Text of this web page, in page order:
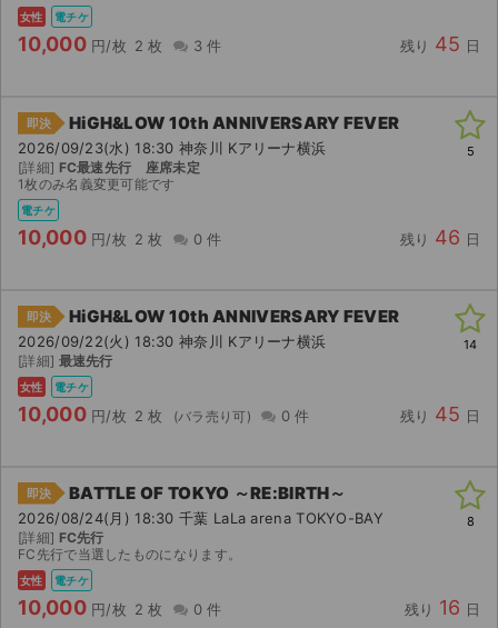
女性 電チケ
10,000 円/枚 2 枚 3 件 残り 45 日
即決 HiGH&LOW 10th ANNIVERSARY FEVER
2026/09/23(水) 18:30 神奈川 Kアリーナ横浜
[詳細] FC最速先行 座席未定
1枚のみ名義変更可能です
電チケ
10,000 円/枚 2 枚 0 件 残り 46 日
5
即決 HiGH&LOW 10th ANNIVERSARY FEVER
2026/09/22(火) 18:30 神奈川 Kアリーナ横浜
[詳細] 最速先行
女性 電チケ
10,000 円/枚 2 枚 0 件 残り 45 日
14
即決 BATTLE OF TOKYO ～RE:BIRTH～
2026/08/24(月) 18:30 千葉 LaLa arena TOKYO-BAY
[詳細] FC先行
FC先行で当選したものになります。
女性 電チケ
10,000 円/枚 2 枚 0 件 残り 16 日
8